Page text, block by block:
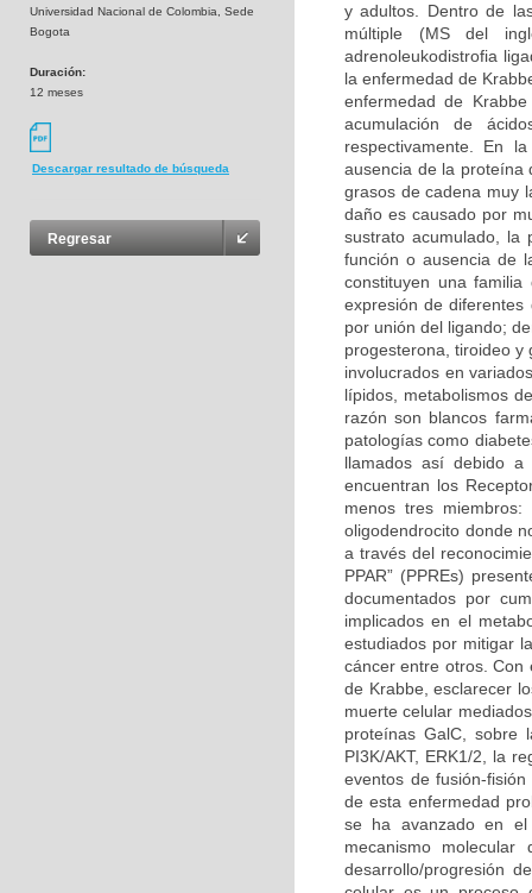
Universidad Nacional de Colombia, Sede
Bogota
Duración:
12 meses
Descargar resultado de búsqueda
Regresar
y adultos. Dentro de
múltiple (MS del
adrenoleukodistrofia
la enfermedad de
enfermedad de
acumulación de
respectivamente. En
ausencia de la proteína
grasos de cadena muy
daño es causado por
sustrato acumulado, la
función o ausencia de
constituyen una
expresión de
por unión del ligando;
progesterona, tiroideo y
involucrados en
lípidos, metabolismos
razón son blancos
patologías como
llamados así debido
encuentran los
menos tres miembros:
oligodendrocito donde
a través del
PPAR” (PPREs)
documentados por
implicados en el
estudiados por mitigar
cáncer entre otros. Con
de Krabbe, esclarecer
muerte celular
proteínas GalC, sobre
PI3K/AKT, ERK1/2, la
eventos de fusión-
de esta enfermedad
se ha avanzado en el
mecanismo
desarrollo/progresión